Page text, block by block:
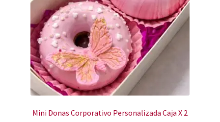
Mini Donas Corporativo Personalizada Caja X 2